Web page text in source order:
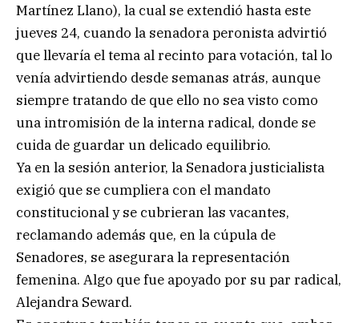
Martínez Llano), la cual se extendió hasta este
jueves 24, cuando la senadora peronista advirtió
que llevaría el tema al recinto para votación, tal lo
venía advirtiendo desde semanas atrás, aunque
siempre tratando de que ello no sea visto como
una intromisión de la interna radical, donde se
cuida de guardar un delicado equilibrio.
Ya en la sesión anterior, la Senadora justicialista
exigió que se cumpliera con el mandato
constitucional y se cubrieran las vacantes,
reclamando además que, en la cúpula de
Senadores, se asegurara la representación
femenina. Algo que fue apoyado por su par radical,
Alejandra Seward.